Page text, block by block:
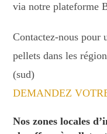
via notre plateforme
Contactez-nous pour
pellets dans les
(sud)
DEMANDEZ
Nos zones locales